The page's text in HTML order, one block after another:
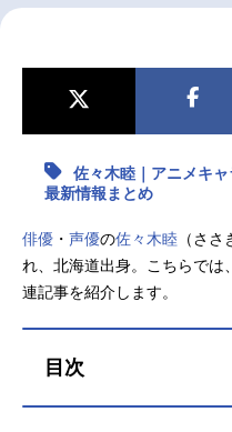
最新記事一覧
アニメ記事一覧
アニメ映画一覧
今期アニメ曜日別一覧
春アニメ
佐々木睦｜アニメキ
最新情報まとめ
俳優 ・ 声優の佐々木睦 （さ
れ、北海道出身。こちらでは、
連記事を紹介します。
目次